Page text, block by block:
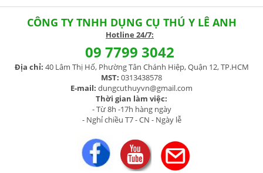
CÔNG TY TNHH DỤNG CỤ THÚ Y LÊ ANH
Hotline 24/7:
09 7799 3042
Địa chỉ: 40 Lâm Thị Hố, Phường Tân Chánh Hiệp, Quận 12, TP.HCM
MST: 0313438578
E-mail: dungcuthuyvn@gmail.com
Thời gian làm việc:
- Từ 8h -17h hàng ngày
- Nghỉ chiều T7 - CN - Ngày lễ